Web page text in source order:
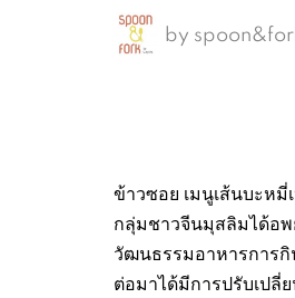
by
ข้าวซอย เมนูเส้นบะห
กลุ่มชาวจีนมุสลิมได้อพ
วัฒนธรรมอาหารการกิ
ต่อมาได้มีการปรับเปลี่